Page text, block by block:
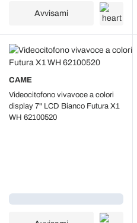
Avvisami
CAME
Videocitofono vivavoce a colori
display 7" LCD Bianco Futura X1
WH 62100520